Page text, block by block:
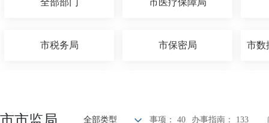
全部部门 市医疗保障局
市税务局 市保密局
全部类型 事项： 40 办事指南： 133